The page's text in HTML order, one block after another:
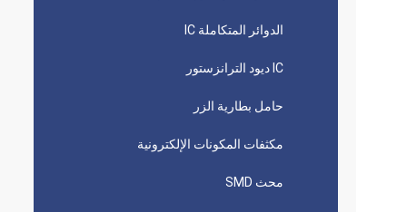
الدوائر المتكاملة IC
IC ديود الترانزستور
حامل بطارية الزر
مكثفات المكونات الإلكترونية
محث SMD